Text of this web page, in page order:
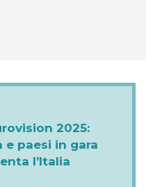
2025:
e paesi in gara
l’Italia